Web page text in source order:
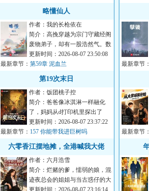
略懂仙人
作者：我的长枪依在
简介：高挽穿越为宗门守藏经阁
废物弟子，却有一股浩然气。数
十年如一日读书养气，却成修仙
界...
更新时间：2026-08-07 23:50:08
最新章节： 第59章 泥血兰
第19次末日
作者：饭团桃子控
简介：爸爸像冰淇淋一样融化
了，妈妈从d打印机里探出了
头。怪物在街市上狂欢，人类躲
进黑色...
更新时间：2026-08-07 23:37:22
最新章节： 157 你能带我进巨树吗
六零香江摆地摊，全港喊我大佬
作者：六月浩雪
简介：烂赌的爹，懦弱的娘，混
迹夜总会的姐姐与当古惑仔的大
哥。面对这天崩开局，叶湘拿起
更新时间：2026-08-07 23:16:14
最新章节：
最新章节：
更求月票